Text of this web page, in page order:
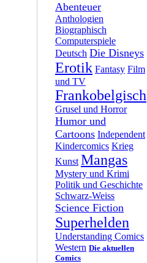
Abenteuer
Anthologien
Biographisch
Computerspiele
Deutsch Die Disneys
Erotik Fantasy Film
und TV
Frankobelgisch
Grusel und Horror
Humor und
Cartoons Independent
Kindercomics Krieg
Kunst Mangas
Mystery und Krimi
Politik und Geschichte
Schwarz-Weiss
Science Fiction
Superhelden
Understanding Comics
Western Die aktuellen
Comics